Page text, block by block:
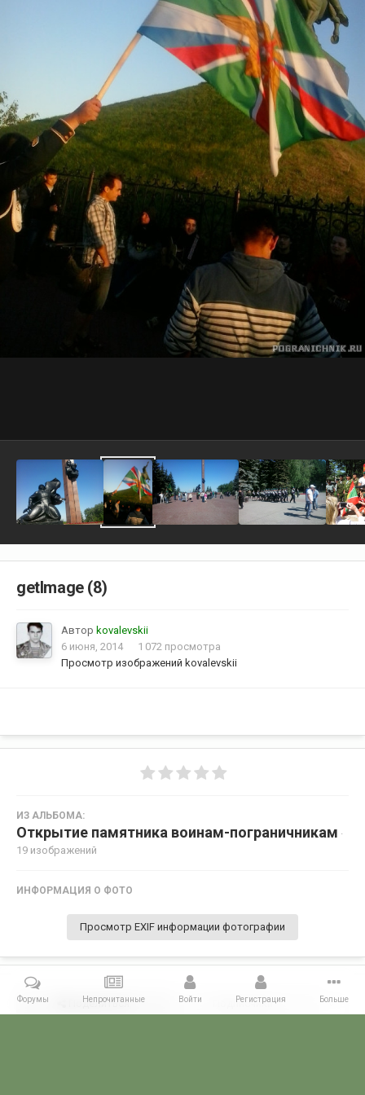
getImage (8)
Автор kovalevskii
6 июня, 2014
1 072 просмотра
Просмотр изображений kovalevskii
ИЗ АЛЬБОМА:
Открытие памятника воинам-пограничникам ·
19 изображений
ИНФОРМАЦИЯ О ФОТО
Просмотр EXIF информации фотографии
Поделиться Подписчики 0
Форумы Непрочитанные Войти Регистрация Больше